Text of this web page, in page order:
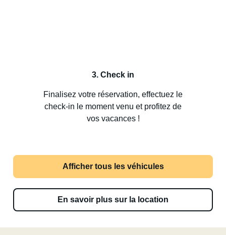
3. Check in
Finalisez votre réservation, effectuez le
check-in le moment venu et profitez de
vos vacances !
Afficher tous les véhicules
En savoir plus sur la location